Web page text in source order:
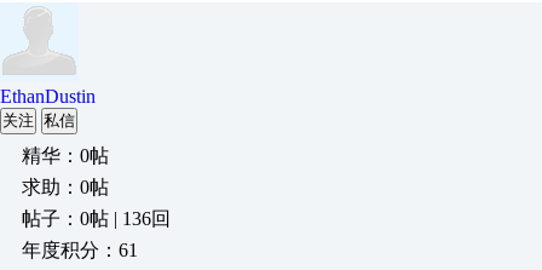
EthanDustin
关注 私信
精华：0帖
求助：0帖
帖子：0帖 | 136回
年度积分：61